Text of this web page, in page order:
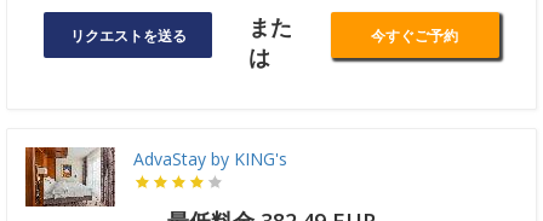
リクエストを送る
また
は
今すぐご予約
AdvaStay by KING's